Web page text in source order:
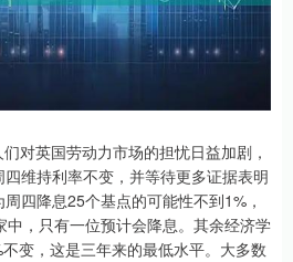
对英国劳动力市场的担忧日益加剧，
维持利率不变，并等待更多证据表明
四降息25个基点的可能性不到1%，
，只有一位预计会降息。其余经济学
变，这是三年来的最低水平。大多数